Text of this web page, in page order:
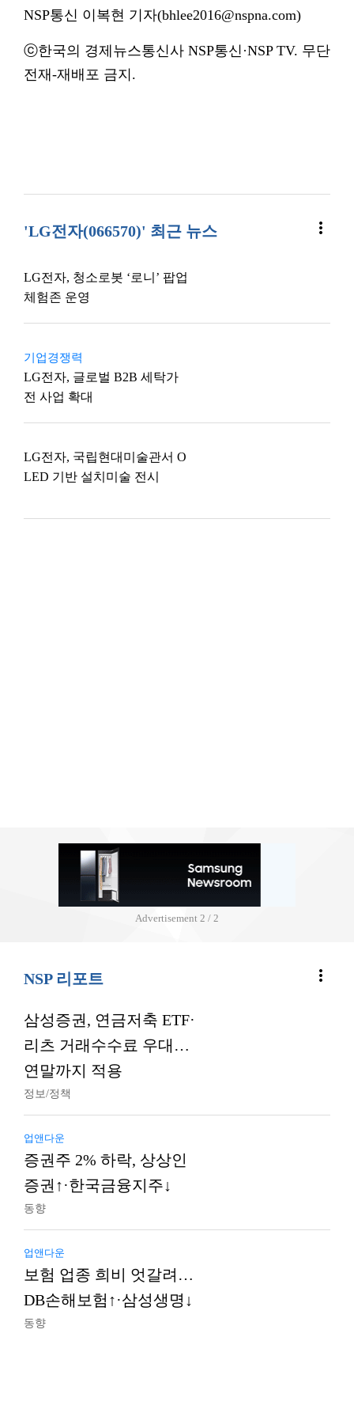
NSP통신 이복현 기자(bhlee2016@nspna.com)
ⓒ한국의 경제뉴스통신사 NSP통신·NSP TV. 무단
전재-재배포 금지.
'LG전자(066570)' 최근 뉴스 more_vert
LG전자, 청소로봇 ‘로니’ 팝업
체험존 운영
기업경쟁력
LG전자, 글로벌 B2B 세탁가
전 사업 확대
LG전자, 국립현대미술관서 O
LED 기반 설치미술 전시
Advertisement 2 / 2
NSP 리포트 more_vert
삼성증권, 연금저축 ETF·
리츠 거래수수료 우대…
연말까지 적용
정보/정책
업앤다운
증권주 2% 하락, 상상인
증권↑·한국금융지주↓
동향
업앤다운
보험 업종 희비 엇갈려…
DB손해보험↑·삼성생명↓
동향